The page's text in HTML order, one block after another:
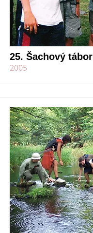
25. Šachový tábor
2005